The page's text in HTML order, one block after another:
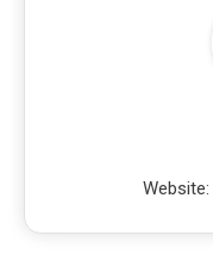
Website: